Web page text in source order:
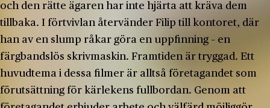
och den rätte ägaren har inte hjärta att kräva dem
tillbaka. I förtvivlan återvänder Filip till kontoret, där
han av en slump råkar göra en uppfinning – en
färgbandslös skrivmaskin. Framtiden är tryggad. Ett
huvudtema i dessa filmer är alltså företagandet som
förutsättning för kärlekens fullbordan. Genom att